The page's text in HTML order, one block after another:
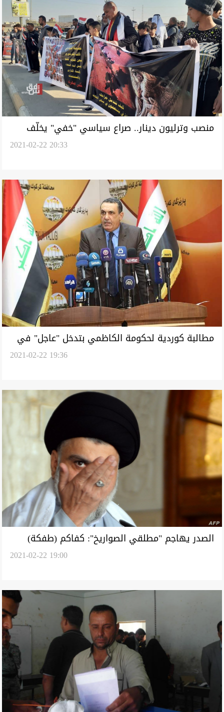
منصب وترليون دينار.. صراع سياسي "خفي" يخلّف
2021-02-22 20:33
مطالبة كوردية لحكومة الكاظمي بتدخل "عاجل" في
2021-02-22 19:36
الصدر يهاجم "مطلقي الصواريخ": كفاكم (طفكة)
2021-02-22 19:00